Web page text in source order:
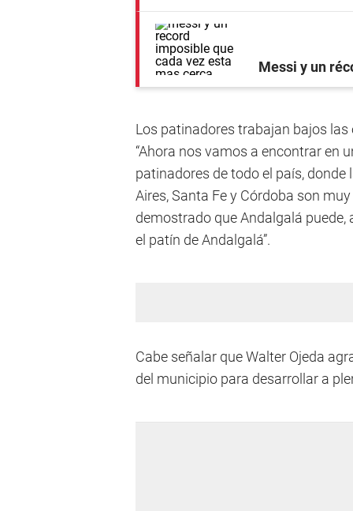
Messi y un
Los patinadores trabajan bajos las
“Ahora nos vamos a encontrar en
patinadores de todo el país,
Aires, Santa Fe y Córdoba son
demostrado que Andalgalá
el patín de Andalgalá”.
Cabe señalar que Walter Ojeda
del municipio para desarrollar a